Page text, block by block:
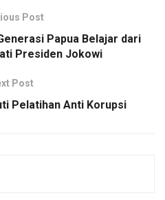
Post
Papua Belajar dari
Presiden Jokowi
Post
Pelatihan Anti Korupsi